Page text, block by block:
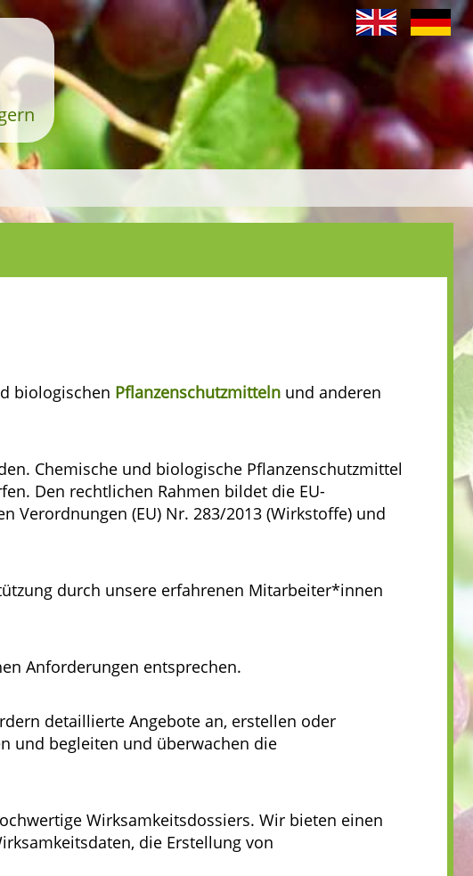
biologischen Pflanzenschutzmitteln und anderen
Chemische und biologische Pflanzenschutzmittel
Den rechtlichen Rahmen bildet die EU-
Verordnungen (EU) Nr. 283/2013 (Wirkstoffe) und
durch unsere erfahrenen Mitarbeiter*innen
Anforderungen entsprechen.
detaillierte Angebote an, erstellen oder
und begleiten und überwachen die
Wirksamkeitsdossiers. Wir bieten einen
die Erstellung von